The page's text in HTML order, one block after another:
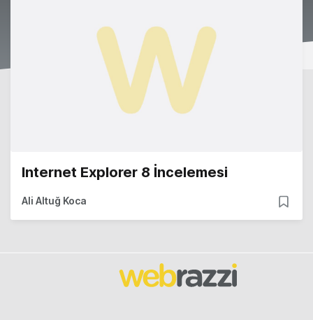
Internet Explorer 8 İncelemesi
Ali Altuğ Koca